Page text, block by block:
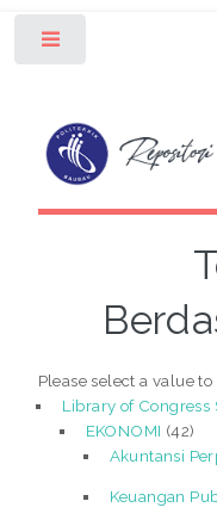
Please select a value
Library of Congress
EKONOMI (42)
Akuntansi
Keuangan